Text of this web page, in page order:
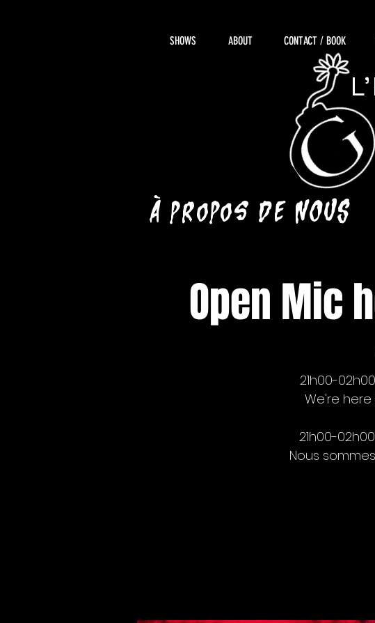
SHOWS ABOUT CONTACT / BOOK
À propos de NOUS
Open Mic
21h00-
We're
21h00-
Nous